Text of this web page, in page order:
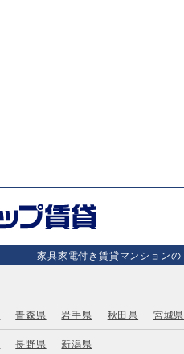
家具家電付き賃貸マンション
青森県 岩手県 秋田県 宮城県
長野県 新潟県